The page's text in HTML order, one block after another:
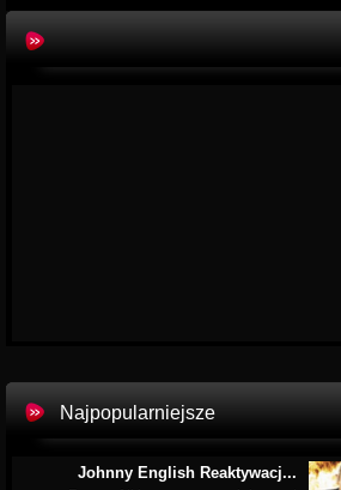
Najpopularniejsze
Johnny English Reaktywacj...